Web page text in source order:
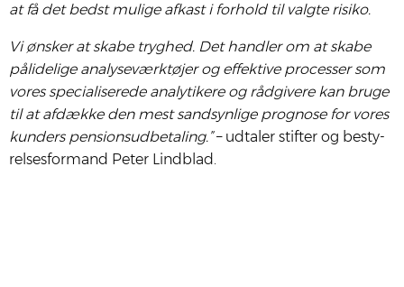
at få det bedst muli­ge afkast i for­hold til valg­te risi­ko.
Vi ønsker at ska­be tryg­hed. Det hand­ler om at ska­be
påli­de­li­ge ana­ly­se­værk­tø­jer og effek­ti­ve pro­ces­ser som
vores spe­ci­a­li­se­re­de ana­ly­ti­ke­re og råd­gi­ve­re kan bru­ge
til at afdæk­ke den mest sand­syn­li­ge prog­no­se for vores
kun­ders pen­sions­ud­be­ta­ling.”– udta­ler stif­ter og besty­
rel­ses­for­mand Peter Lind­blad.